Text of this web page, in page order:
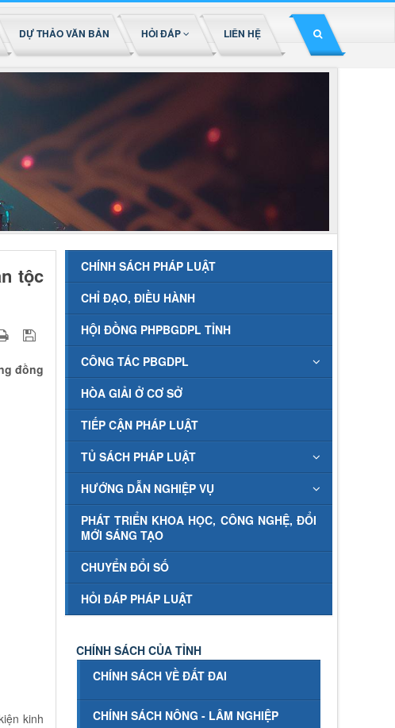
DỰ THẢO VĂN BẢN HỎI ĐÁP LIÊN HỆ
tộc
đồng
kinh
CHÍNH SÁCH PHÁP LUẬT
CHỈ ĐẠO, ĐIỀU HÀNH
HỘI ĐỒNG PHPBGDPL TỈNH
CÔNG TÁC PBGDPL
HÒA GIẢI Ở CƠ SỞ
TIẾP CẬN PHÁP LUẬT
TỦ SÁCH PHÁP LUẬT
HƯỚNG DẪN NGHIỆP VỤ
PHÁT TRIỂN KHOA HỌC, CÔNG NGHỆ, ĐỔI
MỚI SÁNG TẠO
CHUYỂN ĐỔI SỐ
HỎI ĐÁP PHÁP LUẬT
CHÍNH SÁCH CỦA TỈNH
CHÍNH SÁCH VỀ ĐẤT ĐAI
CHÍNH SÁCH NÔNG - LÂM NGHIỆP